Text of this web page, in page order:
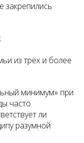
закрепились
из трёх и более
минимум» при
часто
ли
разумной